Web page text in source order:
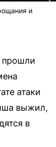
и
прошли
атаки
выжил,
в